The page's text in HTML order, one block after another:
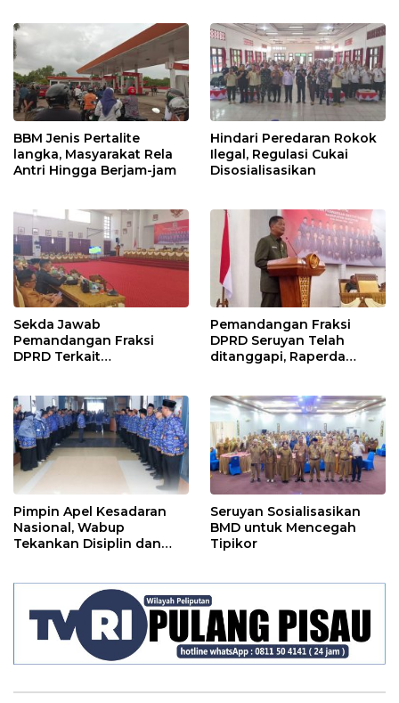
BBM Jenis Pertalite
langka, Masyarakat Rela
Antri Hingga Berjam-jam
Hindari Peredaran Rokok
Ilegal, Regulasi Cukai
Disosialisasikan
Sekda Jawab
Pemandangan Fraksi
DPRD Terkait
2024
Pemandangan Fraksi
DPRD Seruyan Telah
ditanggapi, Raperda
Pimpin Apel Kesadaran
Nasional, Wabup
Tekankan Disiplin dan
Seruyan Sosialisasikan
BMD untuk Mencegah
Tipikor